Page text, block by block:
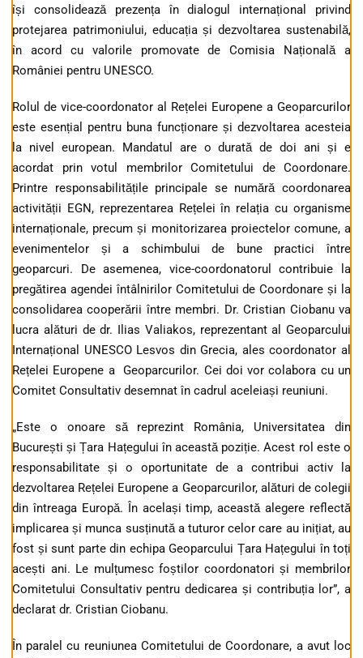
își consolidează prezența în dialogul internațional privind
protejarea patrimoniului, educația și dezvoltarea sustenabilă,
în acord cu valorile promovate de Comisia Națională a
României pentru UNESCO.
Rolul de vice-coordonator al Rețelei Europene a Geoparcurilor
este esențial pentru buna funcționare și dezvoltarea acesteia
la nivel european. Mandatul are o durată de doi ani și e
acordat prin votul membrilor Comitetului de Coordonare.
Printre responsabilitățile principale se numără coordonarea
activității EGN, reprezentarea Rețelei în relația cu organisme
internaționale, precum și monitorizarea proiectelor comune, a
evenimentelor și a schimbului de bune practici între
geoparcuri. De asemenea, vice-coordonatorul contribuie la
pregătirea agendei întâlnirilor Comitetului de Coordonare și la
consolidarea cooperării între membri. Dr. Cristian Ciobanu va
lucra alături de dr. Ilias Valiakos, reprezentant al Geoparcului
Internațional UNESCO Lesvos din Grecia, ales coordonator al
Rețelei Europene a Geoparcurilor. Cei doi vor colabora cu un
Comitet Consultativ desemnat în cadrul aceleiași reuniuni.
„Este o onoare să reprezint România, Universitatea din
București și Țara Hațegului în această poziție. Acest rol este o
responsabilitate și o oportunitate de a contribui activ la
dezvoltarea Rețelei Europene a Geoparcurilor, alături de colegii
din întreaga Europă. În același timp, această alegere reflectă
implicarea și munca susținută a tuturor celor care au inițiat, au
fost și sunt parte din echipa Geoparcului Țara Hațegului în toți
acești ani. Le mulțumesc foștilor coordonatori și membrilor
Comitetului Consultativ pentru dedicarea și contribuția lor”, a
declarat dr. Cristian Ciobanu.
În paralel cu reuniunea Comitetului de Coordonare, a avut loc